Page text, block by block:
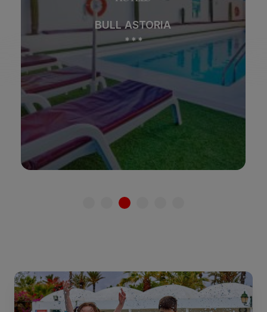
BULL ASTORIA
***
Ciudad Todo incluido
Solo adultos Familias
Ver hotel